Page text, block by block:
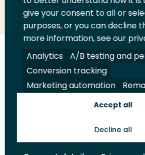
LinkedIn
op
Twitter
op
Facebook
deze
pagina
deze
Volg
ons
op
LinkedIn
Volg
ons
op
Facebook
Volg
ons
op
YouTube
Volg
ons
op
Instagram
Juridisch Security A-Z
Toekomstmakers
give your consent to all or
purposes, or you can decline
more information, see our
Analytics
A/B testing and
Conversion tracking
Marketing automation
Accept all
Decline all